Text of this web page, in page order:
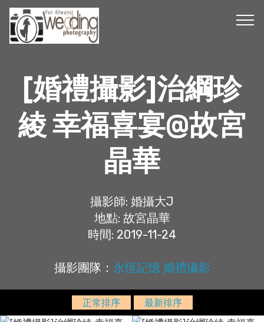
[婚禮攝影]治綱珍
綾 幸福喜宴@故宮
晶華
攝影師: 婚攝大J
地點: 故宮晶華
時間: 2019-11-24
攝影團隊： 永恆記憶 婚禮攝影
正常排序 最新排序